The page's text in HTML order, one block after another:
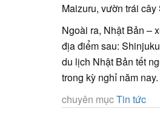
Maizuru, vườn trái
Ngoài ra, Nhật Bản –
địa điểm sau:
du lịch Nhật Bản tết
trong kỳ nghỉ năm nay.
chuyên mụcTin tức